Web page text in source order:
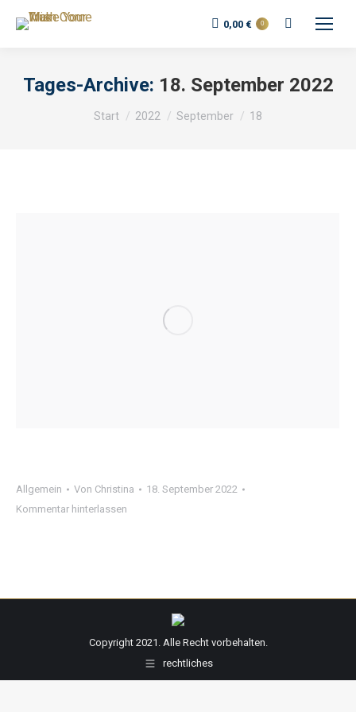
0,00 € 0 Search:
Tages-Archive: 18. September 2022
Start 2022 September 18
Allgemein Von Christina
18. September 2022
Kommentar hinterlassen
Copyright 2021. Alle Recht vorbehalten.
rechtliches